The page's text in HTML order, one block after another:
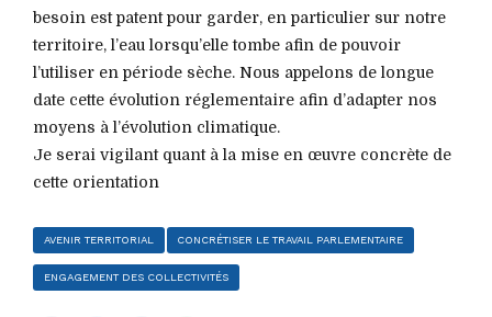
besoin est patent pour garder, en particulier sur notre
territoire, l’eau lorsqu’elle tombe afin de pouvoir
l’utiliser en période sèche. Nous appelons de longue
date cette évolution réglementaire afin d’adapter nos
moyens à l’évolution climatique.
Je serai vigilant quant à la mise en œuvre concrète de
cette orientation
AVENIR TERRITORIAL CONCRÉTISER LE TRAVAIL PARLEMENTAIRE
ENGAGEMENT DES COLLECTIVITÉS